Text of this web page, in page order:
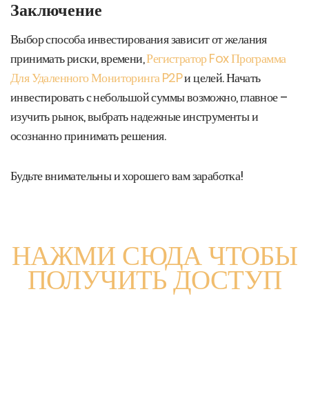
Заключение
Выбор способа инвестирования зависит от желания
принимать риски, времени,Регистратор Fox Программа
Для Удаленного Мониторинга P2Pи целей. Начать
инвестировать с небольшой суммы возможно, главное –
изучить рынок, выбрать надежные инструменты и
осознанно принимать решения.
Будьте внимательны и хорошего вам заработка!
НАЖМИ СЮДА ЧТОБЫ
ПОЛУЧИТЬ ДОСТУП